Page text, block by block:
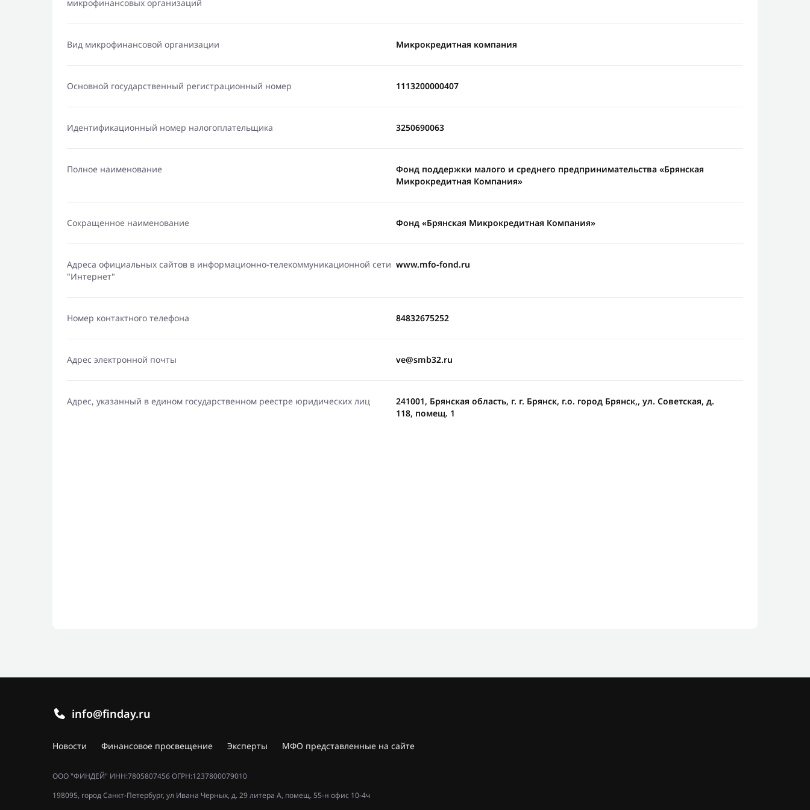
микрофинансовых организаций
Вид микрофинансовой организации Микрокредитная компания
Основной государственный регистрационный номер 1113200000407
Идентификационный номер налогоплательщика 3250690063
Полное наименование
Фонд поддержки малого и среднего предпринимательства «Брянская
Микрокредитная Компания»
Сокращенное наименование Фонд «Брянская Микрокредитная Компания»
Адреса официальных сайтов в информационно-телекоммуникационной сети
"Интернет"
www.mfo-fond.ru
Номер контактного телефона 84832675252
Адрес электронной почты ve@smb32.ru
Адрес, указанный в едином государственном реестре юридических лиц
241001, Брянская область, г. г. Брянск, г.о. город Брянск,, ул. Советская, д.
118, помещ. 1
info@finday.ru
Новости Финансовое просвещение Эксперты МФО представленные на сайте
ООО "ФИНДЕЙ" ИНН:7805807456 ОГРН:1237800079010
198095, город Санкт-Петербург, ул Ивана Черных, д. 29 литера А, помещ. 55-н офис 10-4ч